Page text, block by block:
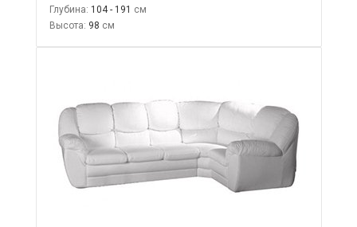
Глубина: 104 - 191
Высота: 98